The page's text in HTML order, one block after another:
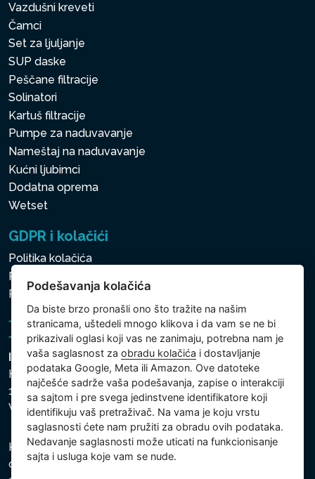
Vazdušni kreveti
Čamci
Set za ljuljanje
SUP daske
Peščane filtracije
Solinatori
Kartuš filtracije
Pumpe za naduvavanje
Nameštaj na naduvavanje
Kućni ljubimci
Dodatna oprema
Wetset
GDPR i kolačići
Politika kolačića
Politika zaštite ličnih i drugih obrađivanih podataka
Politika kolačića
Intex Trading, s.r.o.
Hradecká 2526/3
130 00 Praha 3
Vinohrady - Česká republika
Kompanija je registrovana u Opštinskom sudu u Pragu,
odeljak C, uložak 74759, Identifikacioni broj kompanije:
Podešavanja kolačića
Da biste brzo pronašli ono što tražite na našim
stranicama, uštedeli mnogo klikova i da vam se ne bi
prikazivali oglasi koji vas ne zanimaju, potrebna nam je
vaša saglasnost zaobradu kolačića i dostavljanje
podataka Google, Meta ili Amazon. Ove datoteke
najčešće sadrže vaša podešavanja, zapise o interakciji
sa sajtom i pre svega jedinstvene identifikatore koji
identifikuju vaš pretraživač. Na vama je koju vrstu
saglasnosti ćete nam pružiti za obradu ovih podataka.
Nedavanje saglasnosti može uticati na funkcionisanje
sajta i usluga koje vam se nude.